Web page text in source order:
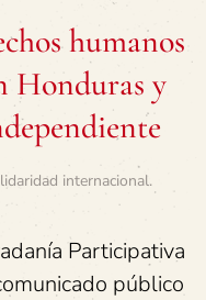
humanos
Honduras y
internacional.
Participativa
público